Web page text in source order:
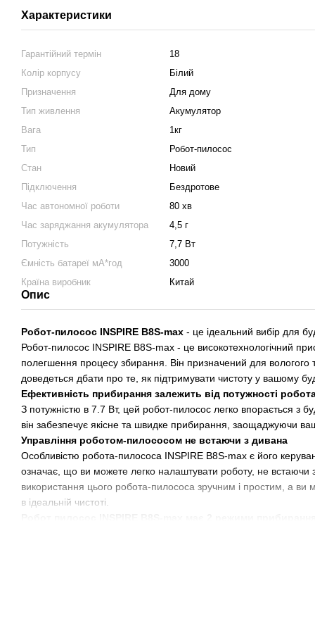
Характеристики
Гарантійний термін
18
Колір корпусу
Білий
Призначення
Для дому
Тип живлення
Акумулятор
Вага
1кг
Тип
Робот-пилосос
Стан
Новий
Підключення
Бездротове
Час автономної роботи
80 хв
Час заряджання акумулятора
4,5 г
Потужність
7,7 Вт
Ємність батареї мА*год
3000
Країна виробник
Китай
Опис
Робот-пилосос INSPIRE B8S-max - це ідеальний вибір для
Робот-пилосос INSPIRE B8S-max - це високотехнологічний
полегшення процесу збирання. Він призначений для
доведеться дбати про те, як підтримувати чистоту у вашому
Ефективність прибирання залежить від потужності
З потужністю в 7.7 Вт, цей робот-пилосос легко впорається з
він забезпечує якісне та швидке прибирання, заощаджуючи
Управління роботом-пилососом не встаючи з дивана
Особливістю робота-пилососа INSPIRE B8S-max є його
означає, що ви можете легко налаштувати роботу, не встаючи
використання цього робота-пилососа зручним і простим, а
в ідеальній чистоті.